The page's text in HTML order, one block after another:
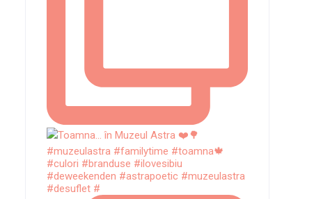
#deweekenden #astrapoetic #muzeulastra
#desuflet #